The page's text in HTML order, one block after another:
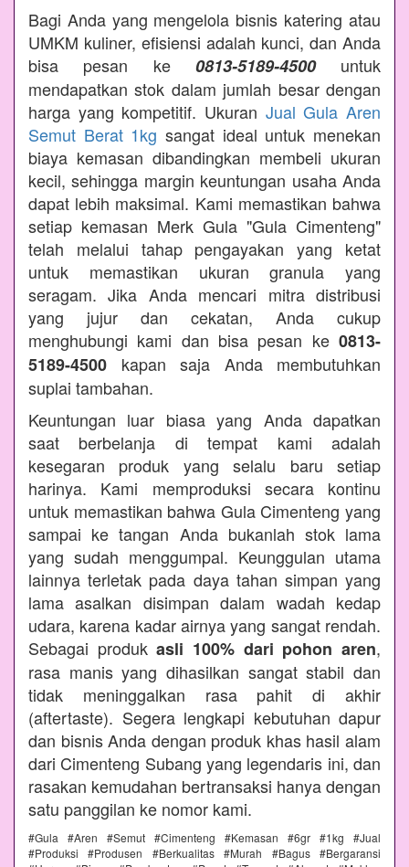
Bagi Anda yang mengelola bisnis katering atau
UMKM kuliner, efisiensi adalah kunci, dan Anda
bisa pesan ke 0813-5189-4500untuk
mendapatkan stok dalam jumlah besar dengan
harga yang kompetitif. Ukuran Jual Gula Aren
Semut Berat 1kg sangat ideal untuk menekan
biaya kemasan dibandingkan membeli ukuran
kecil, sehingga margin keuntungan usaha Anda
dapat lebih maksimal. Kami memastikan bahwa
setiap kemasan Merk Gula "Gula Cimenteng"
telah melalui tahap pengayakan yang ketat
untuk memastikan ukuran granula yang
seragam. Jika Anda mencari mitra distribusi
yang jujur dan cekatan, Anda cukup
menghubungi kami dan bisa pesan ke 0813-
5189-4500 kapan saja Anda membutuhkan
suplai tambahan.
Keuntungan luar biasa yang Anda dapatkan
saat berbelanja di tempat kami adalah
kesegaran produk yang selalu baru setiap
harinya. Kami memproduksi secara kontinu
untuk memastikan bahwa Gula Cimenteng yang
sampai ke tangan Anda bukanlah stok lama
yang sudah menggumpal. Keunggulan utama
lainnya terletak pada daya tahan simpan yang
lama asalkan disimpan dalam wadah kedap
udara, karena kadar airnya yang sangat rendah.
Sebagai produkasli 100% dari pohon aren,
rasa manis yang dihasilkan sangat stabil dan
tidak meninggalkan rasa pahit di akhir
(aftertaste). Segera lengkapi kebutuhan dapur
dan bisnis Anda dengan produk khas hasil alam
dari Cimenteng Subang yang legendaris ini, dan
rasakan kemudahan bertransaksi hanya dengan
satu panggilan ke nomor kami.
#Gula #Aren #Semut #Cimenteng #Kemasan #6gr #1kg #Jual
#Produksi #Produsen #Berkualitas #Murah #Bagus #Bergaransi